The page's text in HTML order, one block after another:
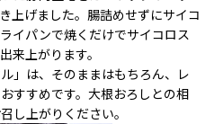
上げました。腸詰めせずにサイコ
イパンで焼くだけでサイコロス
来上がります。
」は、そのままはもちろん、レ
すすめです。大根おろしとの相
し上がりください。